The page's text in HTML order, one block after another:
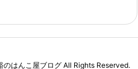
はんこ屋ブログ All Rights Reserved.